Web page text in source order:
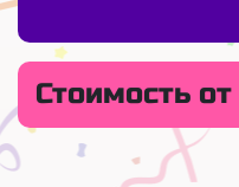
Стоимость